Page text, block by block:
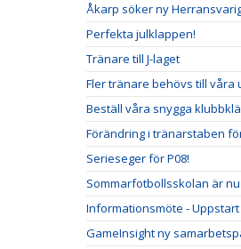
Åkarp söker ny
Perfekta julklappen!
Tränare till J-laget
Fler tränare behövs till våra
Beställ våra snygga
Förändring i tränarstaben
Serieseger för P08!
Sommarfotbollsskolan är
Informationsmöte -
GameInsight ny